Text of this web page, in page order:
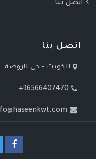
اتصل بنا
اتصل بنا
الكويت - حى الروضة
+96566407470